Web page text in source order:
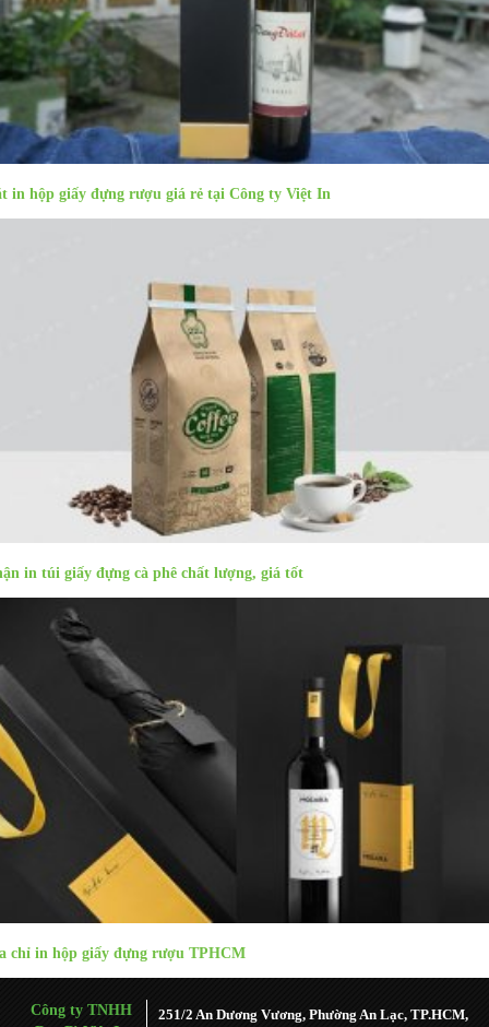
in hộp giấy đựng rượu giá rẻ tại Công ty Việt In
in túi giấy đựng cà phê chất lượng, giá tốt
chỉ in hộp giấy đựng rượu TPHCM
Công ty TNHH
251/2 An Dương Vương, Phường An Lạc, TP.HCM,